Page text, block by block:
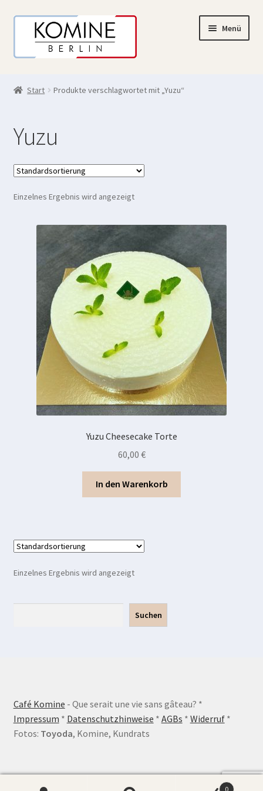
Zur
Navigation
Zum
Inhalt
Menü
✻ Mein Konto
Start Produkte verschlagwortet mit „Yuzu“
Yuzu
Einzelnes Ergebnis wird angezeigt
Yuzu Cheesecake Torte
60,00 €
In den Warenkorb
Einzelnes Ergebnis wird angezeigt
Suchen
Café Komine - Que serait une vie sans gâteau? *
Impressum * Datenschutzhinweise * AGBs * Widerruf*
Fotos: Toyoda, Komine, Kundrats
0